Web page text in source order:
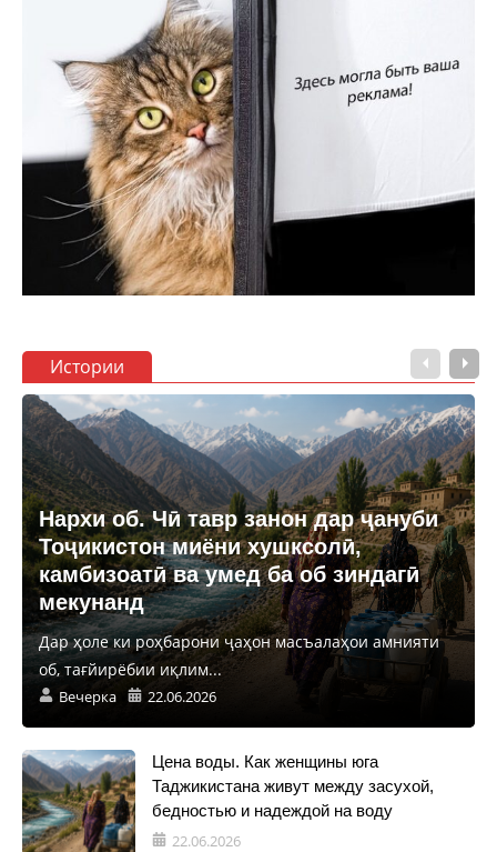
Истории
Нархи об. Чӣ тавр занон дар ҷануби
Тоҷикистон миёни хушксолӣ,
камбизоатӣ ва умед ба об зиндагӣ
мекунанд
Дар ҳоле ки роҳбарони ҷаҳон масъалаҳои амнияти
об, тағйирёбии иқлим...
Вечерка 22.06.2026
Цена воды. Как женщины юга
Таджикистана живут между засухой,
бедностью и надеждой на воду
22.06.2026